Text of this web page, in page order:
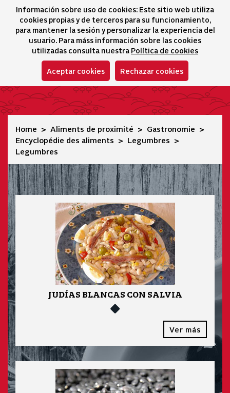
Información sobre uso de cookies: Este sitio web utiliza
cookies propias y de terceros para su funcionamiento,
para mantener la sesión y personalizar la experiencia del
usuario. Para máss información sobre las cookies
utilizadas consulta nuestra Política de cookies
Aceptar cookies Rechazar cookies
Sélecteur de
icono
Legumbres
Home Aliments de proximité
Gastronomie
Encyclopédie des aliments
Legumbres
Legumbres
JUDÍAS BLANCAS CON SALVIA
Ver más